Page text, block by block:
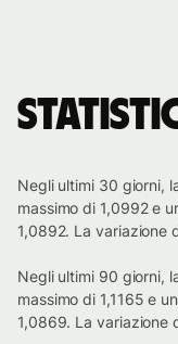
Negli ultimi 30 giorni,
massimo di 1,0992 e
1,0892. La variazione
Negli ultimi 90 giorni,
massimo di 1,1165 e
1,0869. La variazione